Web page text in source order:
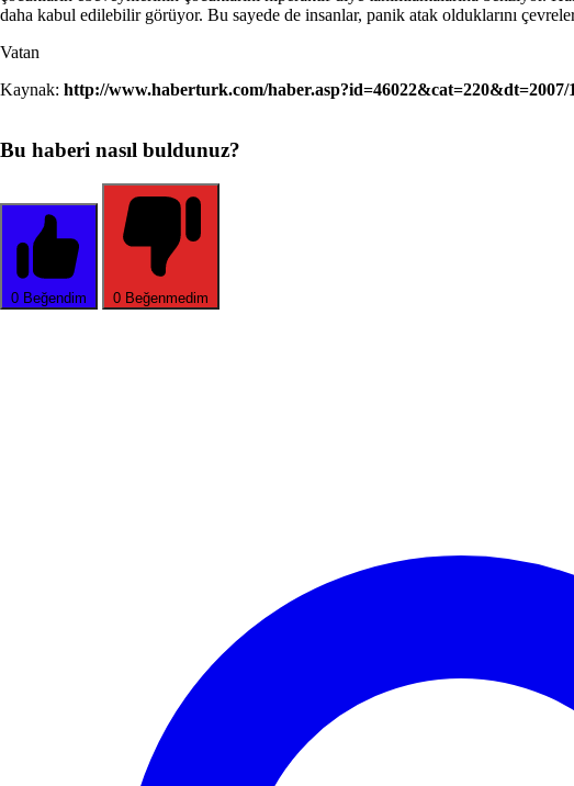
daha kabul edilebilir görüyor. Bu sayede de insanlar, panik atak olduklarını
Vatan
Kaynak: http://www.haberturk.com/haber.asp?id=46022&cat=220&dt=2007/
Bu haberi nasıl buldunuz?
0 Beğendim 0 Beğenmedim